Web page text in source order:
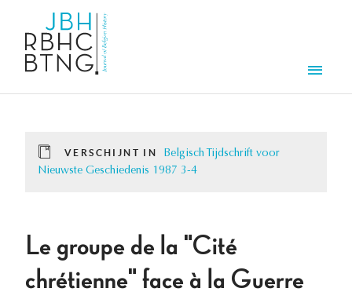
VERSCHIJNT IN
Belgisch Tijdschrift voor
Nieuwste Geschiedenis 1987 3-4
Le groupe de la "Cité
chrétienne" face à la Guerre